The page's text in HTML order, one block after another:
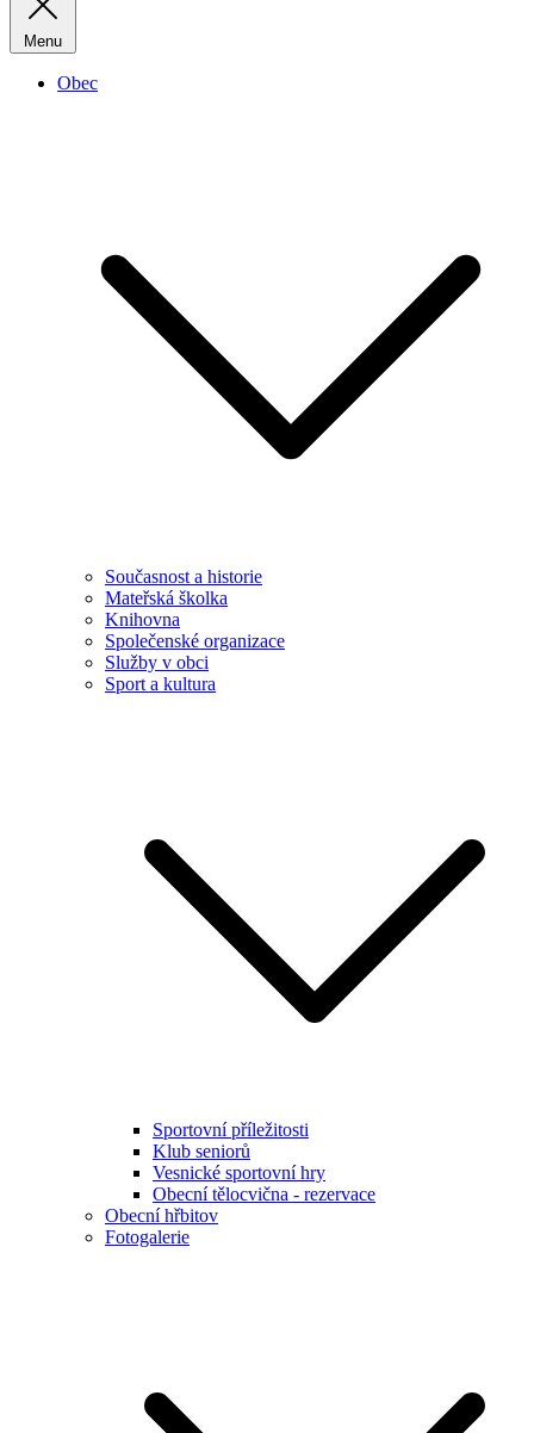
Menu
Obec
Současnost a historie
Mateřská školka
Knihovna
Společenské organizace
Služby v obci
Sport a kultura
Sportovní příležitosti
Klub seniorů
Vesnické sportovní hry
Obecní tělocvična - rezervace
Obecní hřbitov
Fotogalerie